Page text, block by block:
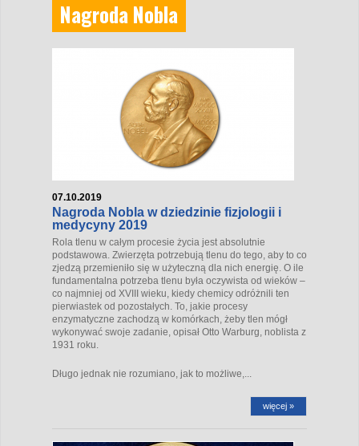
Nagroda Nobla
07.10.2019
Nagroda Nobla w dziedzinie fizjologii i
medycyny 2019
Rola tlenu w całym procesie życia jest absolutnie
podstawowa. Zwierzęta potrzebują tlenu do tego, aby to co
zjedzą przemieniło się w użyteczną dla nich energię. O ile
fundamentalna potrzeba tlenu była oczywista od wieków –
co najmniej od XVIII wieku, kiedy chemicy odróżnili ten
pierwiastek od pozostałych. To, jakie procesy
enzymatyczne zachodzą w komórkach, żeby tlen mógł
wykonywać swoje zadanie, opisał Otto Warburg, noblista z
1931 roku.
Długo jednak nie rozumiano, jak to możliwe,...
więcej »